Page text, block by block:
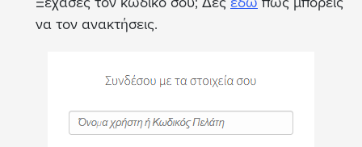
να τον ανακτήσεις.